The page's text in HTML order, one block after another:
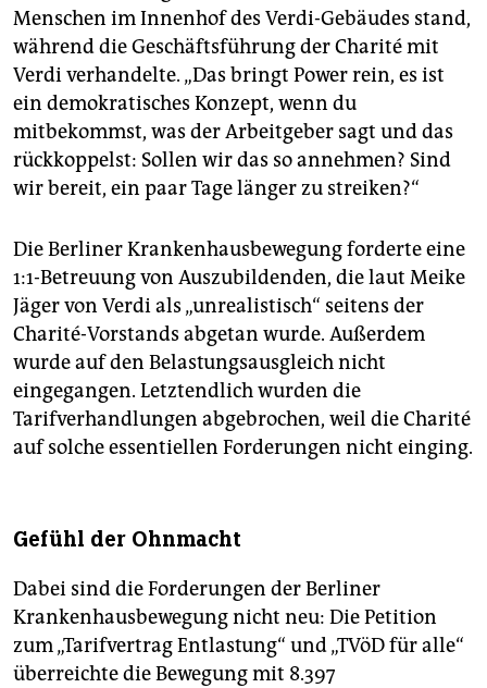
Menschen im Innenhof des Verdi-Gebäudes stand,
während die Geschäftsführung der Charité mit
Verdi verhandelte. „Das bringt Power rein, es ist
ein demokratisches Konzept, wenn du
mitbekommst, was der Arbeitgeber sagt und das
rückkoppelst: Sollen wir das so annehmen? Sind
wir bereit, ein paar Tage länger zu streiken?“
Die Berliner Krankenhausbewegung forderte eine
1:1-Betreuung von Auszubildenden, die laut Meike
Jäger von Verdi als „unrealistisch“ seitens der
Charité-Vorstands abgetan wurde. Außerdem
wurde auf den Belastungsausgleich nicht
eingegangen. Letztendlich wurden die
Tarifverhandlungen abgebrochen, weil die Charité
auf solche essentiellen Forderungen nicht einging.
Gefühl der Ohnmacht
Dabei sind die Forderungen der Berliner
Krankenhausbewegung nicht neu: Die Petition
zum „Tarifvertrag Entlastung“ und „TVöD für alle“
überreichte die Bewegung mit 8.397